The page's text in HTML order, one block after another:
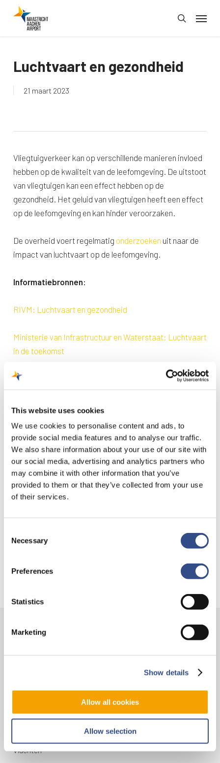
This website uses cookies
We use cookies to personalise content and ads, to
provide social media features and to analyse our traffic.
We also share information about your use of our site with
our social media, advertising and analytics partners who
may combine it with other information that you’ve
provided to them or that they’ve collected from your use
of their services.
Selection
Necessary
Preferences
Statistics
Marketing
Show details
Allow all cookies
Allow selection
search
Menu
Luchtvaart en gezondheid
21 maart 2023
Vliegtuigverkeer kan op verschillende manieren invloed
hebben op de kwaliteit van de leefomgeving. De uitstoot
van vliegtuigen kan een effect hebben op de
gezondheid. Het geluid van vliegtuigen heeft een effect
op de leefomgeving en kan hinder veroorzaken.
De overheid voert regelmatig onderzoeken uit naar de
impact van luchtvaart op de leefomgeving.
Informatiebronnen:
RIVM: Luchtvaart en gezondheid
Ministerie van Infrastructuur en Waterstaat: Luchtvaart
in de toekomst
Recente berichten
Trainingsvlucht 4 augustus
Nieuwe AI-primeur voor Maastricht Aachen Airport:
intelligent exoskelet ondersteunt vrachtafhandeling
Je kunt je nu aanmelden voor onze Burendag 2026!
Contact
Vliegveldweg 90
Vluchten